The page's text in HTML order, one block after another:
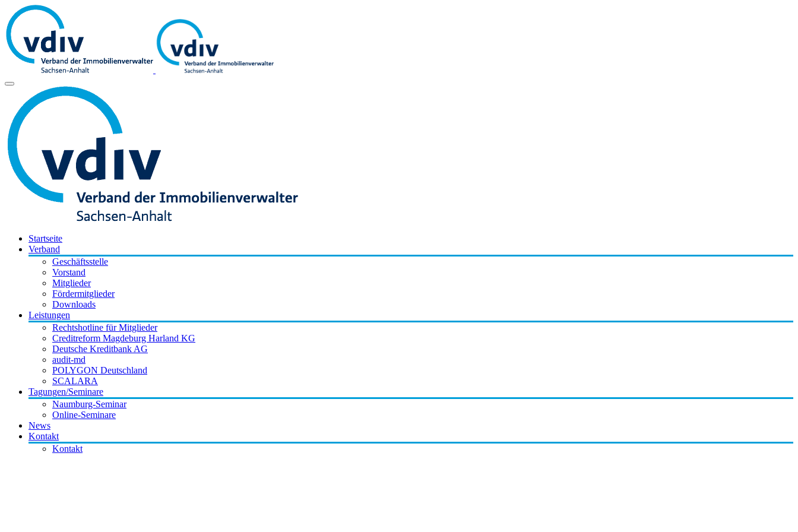
Startseite
Verband
Geschäftsstelle
Vorstand
Mitglieder
Fördermitglieder
Downloads
Leistungen
Rechtshotline für Mitglieder
Creditreform Magdeburg Harland KG
Deutsche Kreditbank AG
audit-md
POLYGON Deutschland
SCALARA
Tagungen/Seminare
Naumburg-Seminar
Online-Seminare
News
Kontakt
Kontakt